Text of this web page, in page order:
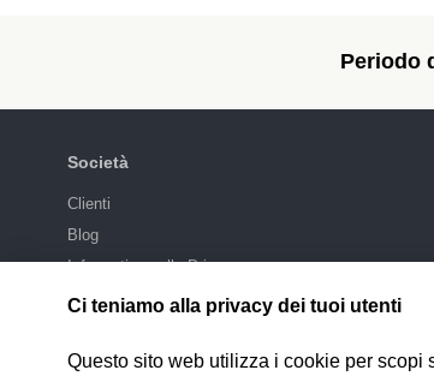
Periodo
Società
Сlienti
Blog
Informativa sulla Privacy
Ci teniamo alla privacy dei tuoi utenti
Questo sito web utilizza i cookie per scopi